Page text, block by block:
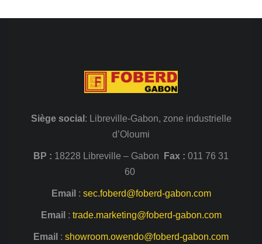
Siège social : Libreville-Gabon, zone industrielle
d’Oloumi
BP : 18228 Libreville – Gabon Fax : 011 76 31
60
Email : sec.foberd@foberd-gabon.com
Email : trade.marketing@foberd-gabon.com
Email : showroom.owendo@foberd-gabon.com